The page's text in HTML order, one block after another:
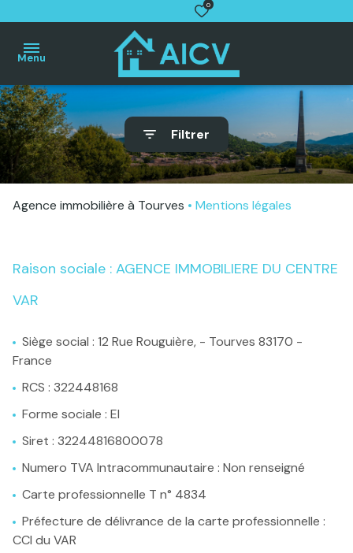
0
Menu
Accueil
Villas
Maisons
de
village
Autres
biens
gratuite
Contact
Filtrer
Agence immobilière à Tourves Mentions légales
Raison sociale : AGENCE IMMOBILIERE DU CENTRE
VAR
Siège social : 12 Rue Rouguière, - Tourves 83170 -
France
RCS : 322448168
Forme sociale : EI
Siret : 32244816800078
Numero TVA Intracommunautaire : Non renseigné
Carte professionnelle T n° 4834
Préfecture de délivrance de la carte professionnelle :
CCI du VAR